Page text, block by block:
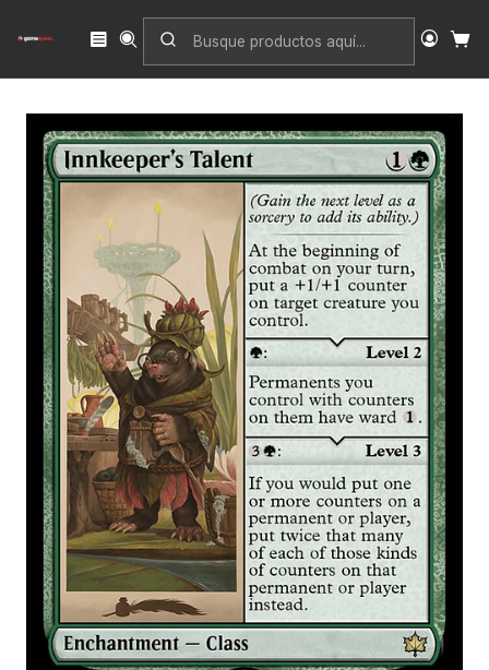
Inicio Singles
Bloomburrow
Innkeeper's Talent | Inglés | NM | BLB